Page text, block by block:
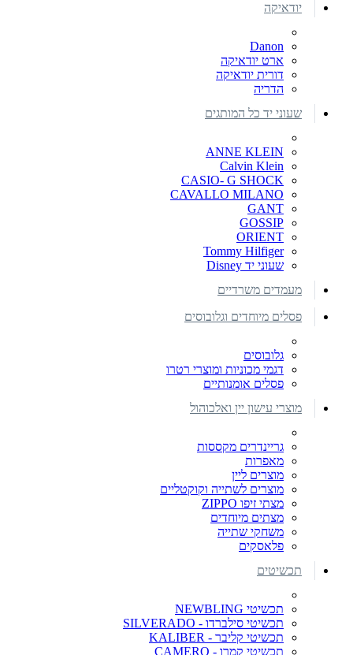
יודאיקה
Danon
ארט יודאיקה
דורית יודאיקה
הדריה
שעוני יד כל המותגים
ANNE KLEIN
Calvin Klein
CASIO- G SHOCK
CAVALLO MILANO
GANT
GOSSIP
ORIENT
Tommy Hilfiger
שעוני יד Disney
מעמדים משרדיים
פסלים מיוחדים וגלובוסים
גלובוסים
דגמי מכוניות ומוצרי רטרו
פסלים אומנותיים
מוצרי עישון יין ואלכוהול
גריינדרים מקססות
מאפרות
מוצרים ליין
מוצרים לשתייה וקוקטליים
מצתי זיפו ZIPPO
מצתים מיוחדים
משחקי שתייה
פלאסקים
תכשיטים
תכשיטי NEWBLING
תכשיטי סילברדו - SILVERADO
תכשיטי קליבר - KALIBER
תכשיטי קמרו - CAMERO